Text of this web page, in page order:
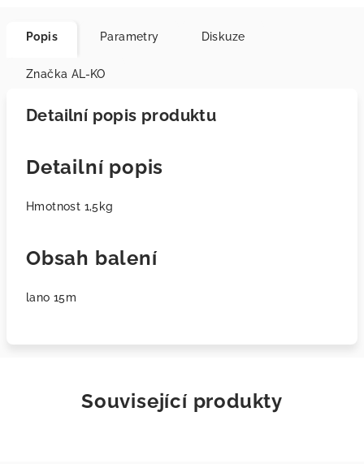
Popis Parametry Diskuze
Značka AL-KO
Detailní popis produktu
Detailní popis
Hmotnost 1,5kg
Obsah balení
lano 15m
Související produkty